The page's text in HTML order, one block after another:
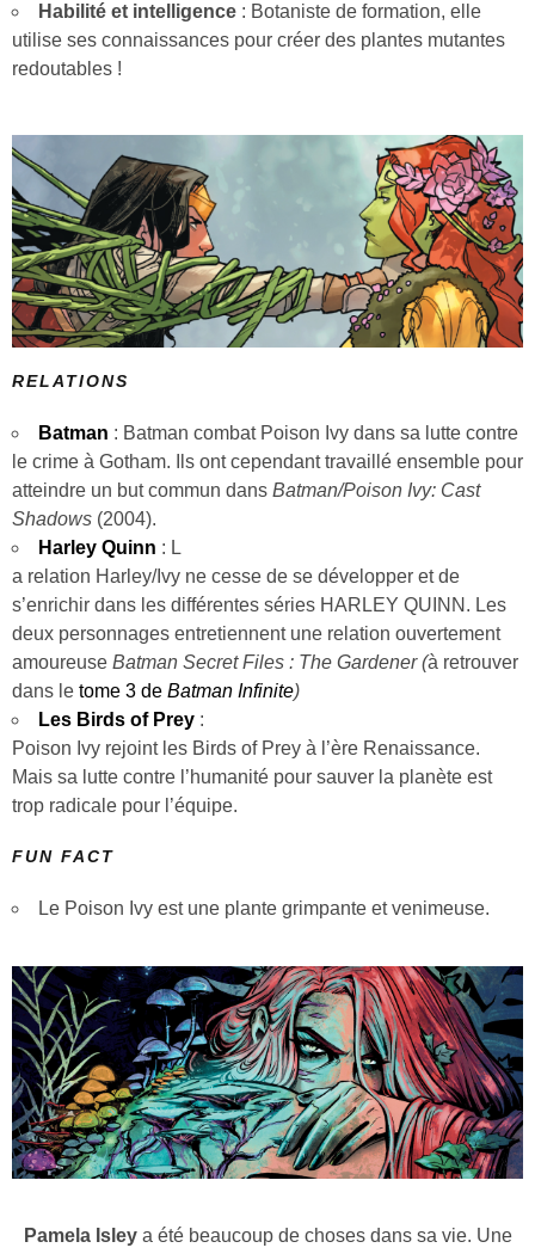
Habilité et intelligence : Botaniste de formation, elle
utilise ses connaissances pour créer des plantes mutantes
redoutables !
RELATIONS
Batman : Batman combat Poison Ivy dans sa lutte contre
le crime à Gotham. Ils ont cependant travaillé ensemble pour
atteindre un but commun dans Batman/Poison Ivy: Cast
Shadows (2004).
Harley Quinn : L
a relation Harley/Ivy ne cesse de se développer et de
s’enrichir dans les différentes séries HARLEY QUINN. Les
deux personnages entretiennent une relation ouvertement
amoureuse Batman Secret Files : The Gardener (à retrouver
dans le tome 3 de Batman Infinite)
Les Birds of Prey :
Poison Ivy rejoint les Birds of Prey à l’ère Renaissance.
Mais sa lutte contre l’humanité pour sauver la planète est
trop radicale pour l’équipe.
FUN FACT
Le Poison Ivy est une plante grimpante et venimeuse.
Pamela Isleya été beaucoup de choses dans sa vie. Une